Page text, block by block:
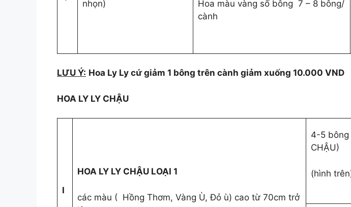
nhọn)
Hoa màu vàng số bông 7 – 8 bông/
cành
LƯU Ý: Hoa Ly Ly cứ giảm 1 bông trên cành giảm xuống 10.000 VND
HOA LY LY CHẬU
I
HOA LY LY CHẬU LOẠI 1
các màu ( Hồng Thơm, Vàng Ù, Đỏ ù) cao từ 70cm trở
4-5 bông
CHẬU)
(hình